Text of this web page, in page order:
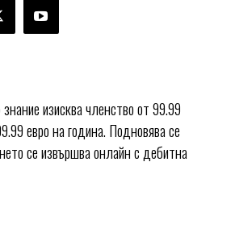
изисква членство от 99.99
евро на година. Подновява се
се извършва онлайн с дебитна